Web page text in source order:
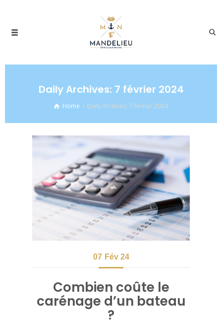
Daily Archives: 7 février 2024
Home Daily Archives: 7 février 2024
07 Fév 24
Combien coûte le
carénage d’un bateau
?